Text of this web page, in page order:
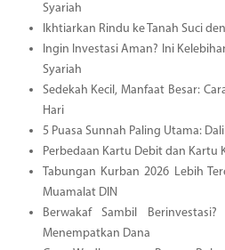
Syariah
Ikhtiarkan Rindu ke Tanah Suci
Ingin Investasi Aman? Ini
Syariah
Sedekah Kecil, Manfaat Besar:
Hari
5 Puasa Sunnah Paling Utama:
Perbedaan Kartu Debit dan Kartu
Tabungan Kurban 2026 Lebih
Muamalat DIN
Berwakaf Sambil
Menempatkan Dana